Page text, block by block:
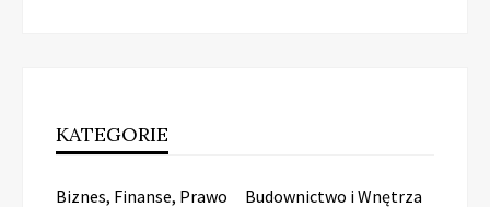
KATEGORIE
Biznes, Finanse, Prawo
Budownictwo i Wnętrza